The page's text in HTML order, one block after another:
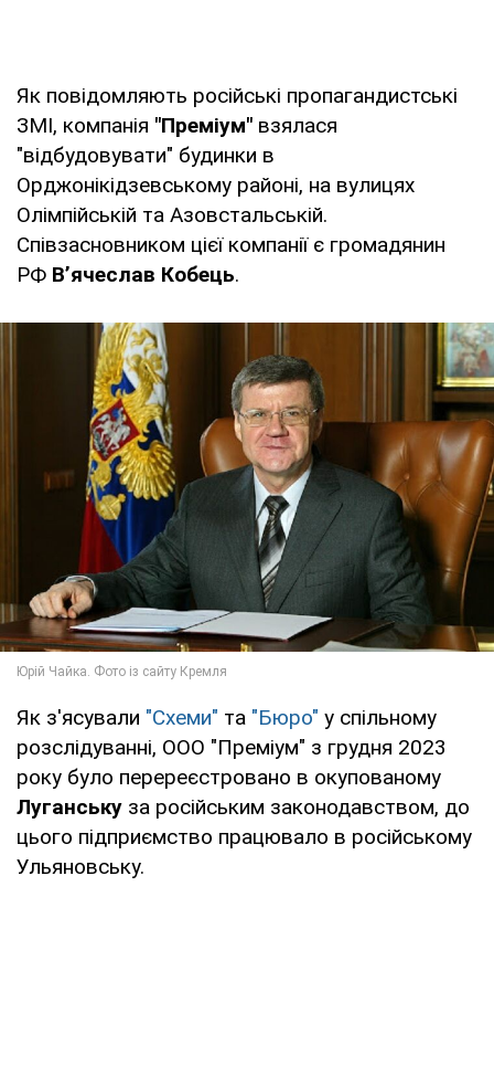
Як повідомляють російські пропагандистські
ЗМІ, компанія "Преміум" взялася
"відбудовувати" будинки в
Орджонікідзевському районі, на вулицях
Олімпійській та Азовстальській.
Співзасновником цієї компанії є громадянин
РФ В’ячеслав Кобець.
Як з'ясували "Схеми" та "Бюро" у спільному
розслідуванні, ООО "Преміум" з грудня 2023
року було перереєстровано в окупованому
Луганську за російським законодавством, до
цього підприємство працювало в російському
Ульяновську.